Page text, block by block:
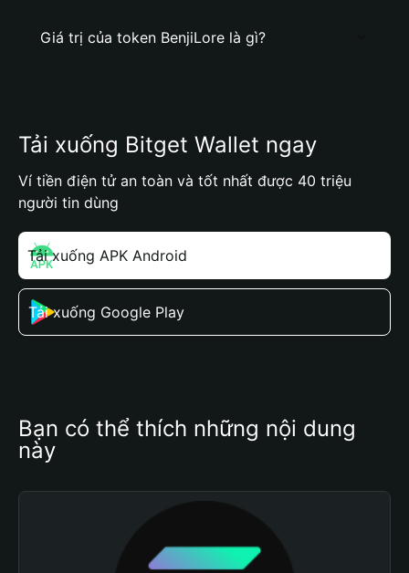
Giá trị của token BenjiLore là gì?
Tải xuống Bitget Wallet ngay
Ví tiền điện tử an toàn và tốt nhất được 40 triệu
người tin dùng
Tải xuống APK Android
Tải xuống Google Play
Bạn có thể thích những nội dung
này